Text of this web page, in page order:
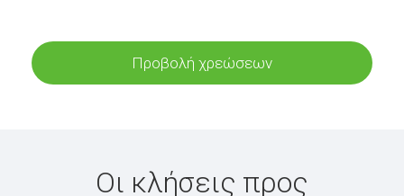
Προβολή χρεώσεων
Οι κλήσεις προς